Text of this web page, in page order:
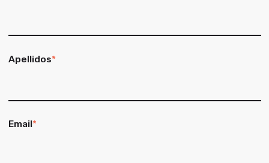
Apellidos*
Email*